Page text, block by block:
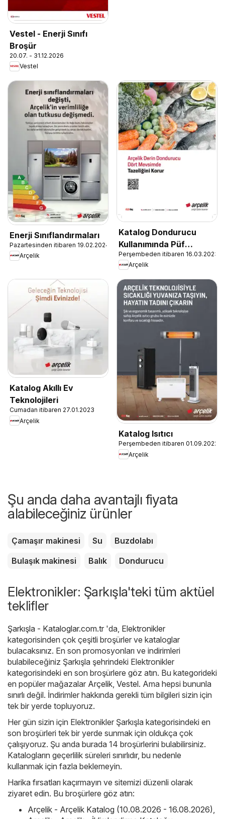
Vestel - Enerji Sınıfı
Broşür
20.07. - 31.12.2026
Vestel
Enerji Sınıflandırmaları
Pazartesinden itibaren 19.02.2024
Arçelik
Katalog Dondurucu
Kullanımında Püf
Noktaları
Perşembeden itibaren 16.03.2023
Arçelik
Katalog Akıllı Ev
Teknolojileri
Cumadan itibaren 27.01.2023
Arçelik
Katalog Isıtıcı
Perşembeden itibaren 01.09.2022
Arçelik
Şu anda daha avantajlı fiyata
alabileceğiniz ürünler
Çamaşır makinesi Su
Buzdolabı
Bulaşık makinesi
Balık Dondurucu
Elektronikler: Şarkışla'teki tüm aktüel
teklifler
Şarkışla - Kataloglar.com.tr 'da, Elektronikler
kategorisinden çok çeşitli broşürler ve kataloglar
bulacaksınız. En son promosyonları ve indirimleri
bulabileceğiniz Şarkışla şehrindeki Elektronikler
kategorisindeki en son broşürlere göz atın. Bu kategorideki
en popüler mağazalar Arçelik, Vestel. Ama hepsi bununla
sınırlı değil. İndirimler hakkında gerekli tüm bilgileri sizin için
tek bir yerde topluyoruz.
Her gün sizin için Elektronikler Şarkışla kategorisindeki en
son broşürleri tek bir yerde sunmak için oldukça çok
çalışıyoruz. Şu anda burada 14 broşürlerini bulabilirsiniz.
Katalogların geçerlilik süreleri sınırlıdır, bu nedenle
kullanmak için fazla beklemeyin.
Harika fırsatları kaçırmayın ve sitemizi düzenli olarak
ziyaret edin. Bu broşürlere göz atın:
Arçelik - Arçelik Katalog (10.08.2026 - 16.08.2026),